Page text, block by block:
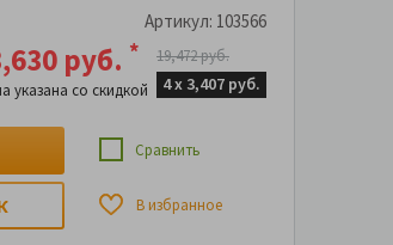
Артикул: 103566
руб. *
указана со скидкой
19,472 руб.
4 х 3,407 руб.
Сравнить
В избранное